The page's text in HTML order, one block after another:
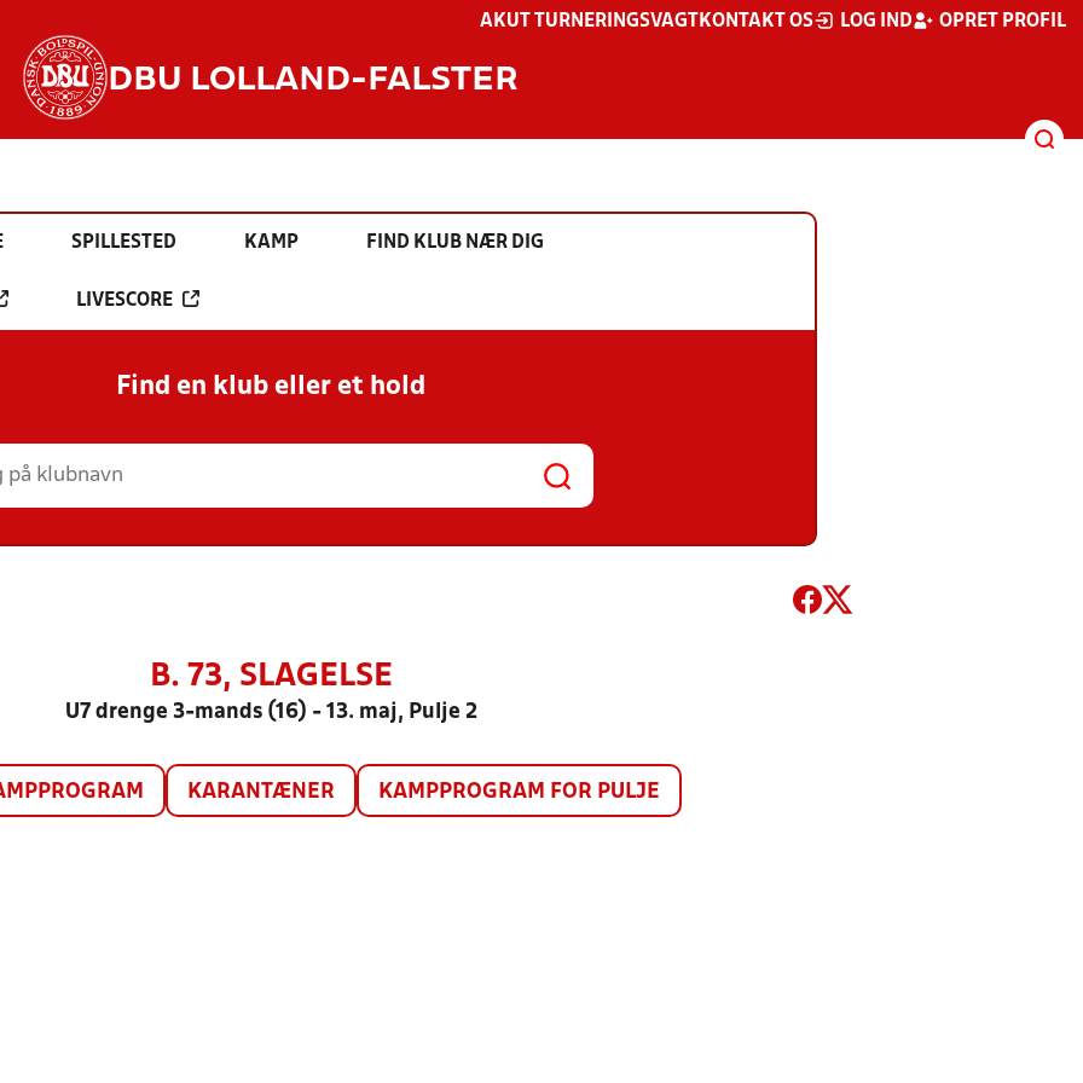
AKUT TURNERINGSVAGT KONTAKT OS LOG IND OPRET PROFIL
DBU LOLLAND-FALSTER
SPILLESTED KAMP FIND KLUB NÆR DIG
LIVESCORE
Find en klub eller et hold
B. 73, SLAGELSE
U7 drenge 3-mands (16) - 13. maj, Pulje 2
KARANTÆNER KAMPPROGRAM FOR PULJE